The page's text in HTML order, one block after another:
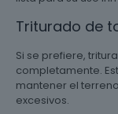
Triturado de
Si se prefiere,
completamente.
mantener el
excesivos.